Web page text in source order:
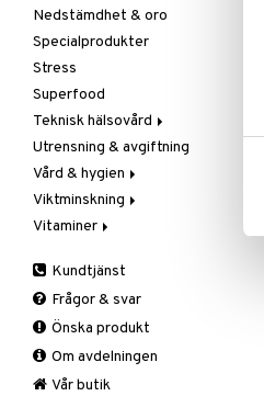
Fibrer
Matsmältning
Syrareglerande
Tarm
Utrensning
Järn
Kalcium
Krom
Magnesium
Multimineraler
Övriga
Selen
Zink
Nedstämdhet & oro
Specialprodukter
Stress
Superfood
Teknisk hälsovård
Ljusterapi
Luftfuktare
Massage
Övrigt
Utrensning & avgiftning
Vård & hygien
Ansiktsvård
Cremer
Rakprodukter
Rengöring
Specialprodukter
Giftset
Fotvård
Handvård
Tillbehör
Hårvård
Balsam
Schampo
Specialprodukter
Intim
Kosmetika
Hud
Läppar
Kropp
Bad, dusch & tvål
Mun & tänder
Viktminskning
Äppelcidervinäger
Fasta
Fettförbränning
Måltidsersättning
Övriga
Vitaminer
Antioxidanter
B vitaminer
Barn
C vitaminer
Kvinna
Kundtjänst
Frågor & svar
Önska produkt
Om avdelningen
Vår butik